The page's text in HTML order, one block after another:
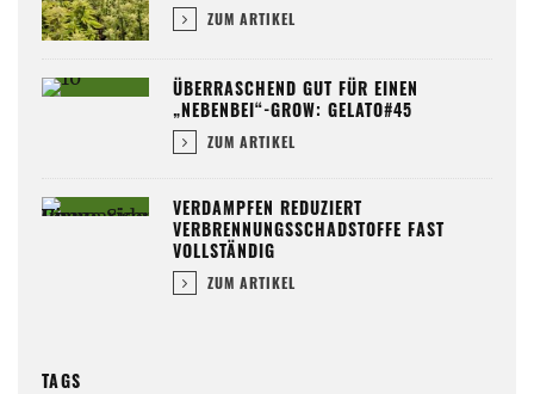
ZUM ARTIKEL
ÜBERRASCHEND GUT FÜR EINEN
„NEBENBEI“-GROW: GELATO#45
ZUM ARTIKEL
VERDAMPFEN REDUZIERT
VERBRENNUNGSSCHADSTOFFE FAST
VOLLSTÄNDIG
ZUM ARTIKEL
TAGS